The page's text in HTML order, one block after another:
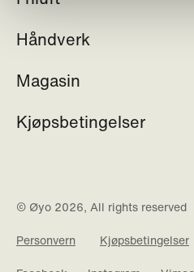
Håndverk
Magasin
Kjøpsbetingelser
© Øyo 2026, All rights reserved
Personvern
Kjøpsbetingelser